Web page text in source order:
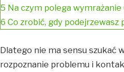
5 Na czym polega
6 Co zrobić, gdy podejrzewasz
Dlatego nie ma sensu szukać
rozpoznanie problemu i